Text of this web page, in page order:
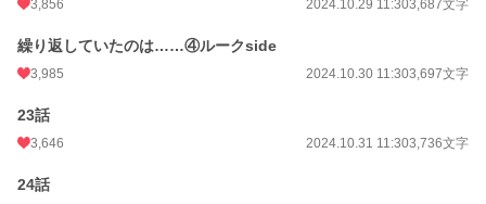
3,856 2024.10.29 11:303,687文字
繰り返していたのは……④ルークside
3,985 2024.10.30 11:303,697文字
23話
3,646 2024.10.31 11:303,736文字
24話